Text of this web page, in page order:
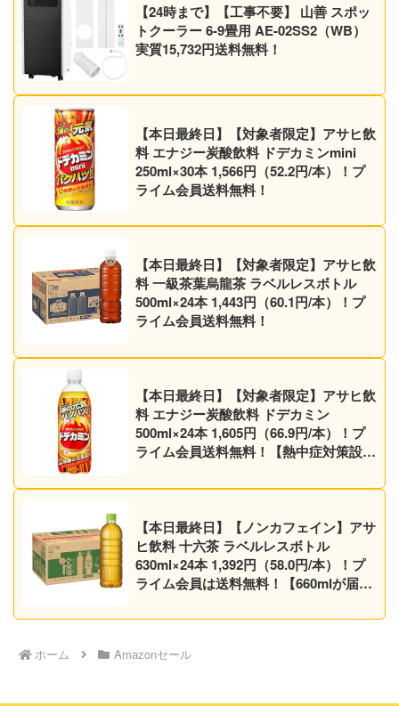
【24時まで】【工事不要】 山善 スポッ
トクーラー 6-9畳用 AE-02SS2（WB）
実質15,732円送料無料！
【本日最終日】【対象者限定】アサヒ飲
料 エナジー炭酸飲料 ドデカミンmini
250ml×30本 1,566円（52.2円/本）！プ
ライム会員送料無料！
【本日最終日】【対象者限定】アサヒ飲
料 一級茶葉烏龍茶 ラベルレスボトル
500ml×24本 1,443円（60.1円/本）！プ
ライム会員送料無料！
【本日最終日】【対象者限定】アサヒ飲
料 エナジー炭酸飲料 ドデカミン
500ml×24本 1,605円（66.9円/本）！プ
ライム会員送料無料！【熱中症対策設
【本日最終日】【ノンカフェイン】アサ
ヒ飲料 十六茶 ラベルレスボトル
630ml×24本 1,392円（58.0円/本）！プ
ライム会員は送料無料！【660mlが届く
ホーム Amazonセール